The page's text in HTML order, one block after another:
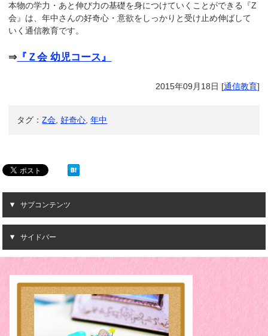
本物の学力・あと伸び力の基礎を身につけていくことができる『Z
会』は、年中さんの好奇心・意欲をしっかりと受け止め伸ばして
いく通信教育です。
⇒ 『Ｚ会 幼児コース』
2015年09月18日 [通信教育]
タグ：Z会 ,好奇心 ,年中
サブコンテンツ
サイドバー